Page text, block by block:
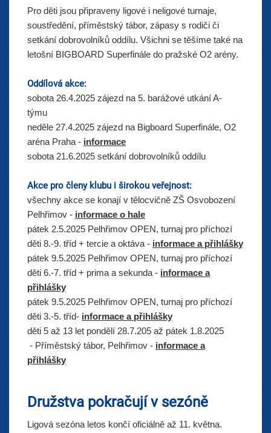
Pro děti jsou připraveny ligové i neligové turnaje,
soustředění, příměstský tábor, zápasy s rodiči či
setkání dobrovolníků oddílu. Všichni se těšíme také na
letošní BIGBOARD Superfinále do pražské O2 arény.
Oddílová akce:
sobota 26.4.2025 zájezd na 5. barážové utkání A-
týmu
neděle 27.4.2025 zájezd na Bigboard Superfinále, O2
aréna Praha - informace
sobota 21.6.2025 setkání dobrovolníků oddílu
Akce pro členy klubu i širokou veřejnost:
všechny akce se konají v tělocvičně ZŠ Osvobození
Pelhřimov - informace o hale
pátek 2.5.2025 Pelhřimov OPEN, turnaj pro příchozí
děti 8.-9. tříd + tercie a oktáva - informace a přihlášky
pátek 9.5.2025 Pelhřimov OPEN, turnaj pro příchozí
děti 6.-7. tříd + prima a sekunda - informace a
přihlášky
pátek 9.5.2025 Pelhřimov OPEN, turnaj pro příchozí
děti 3.-5. tříd- informace a přihlášky
děti 5 až 13 let pondělí 28.7.205 až pátek 1.8.2025
- Příměstský tábor, Pelhřimov - informace a
přihlášky
Družstva pokračují v sezóně
Ligová sezóna letos končí oficiálně až 11. května.